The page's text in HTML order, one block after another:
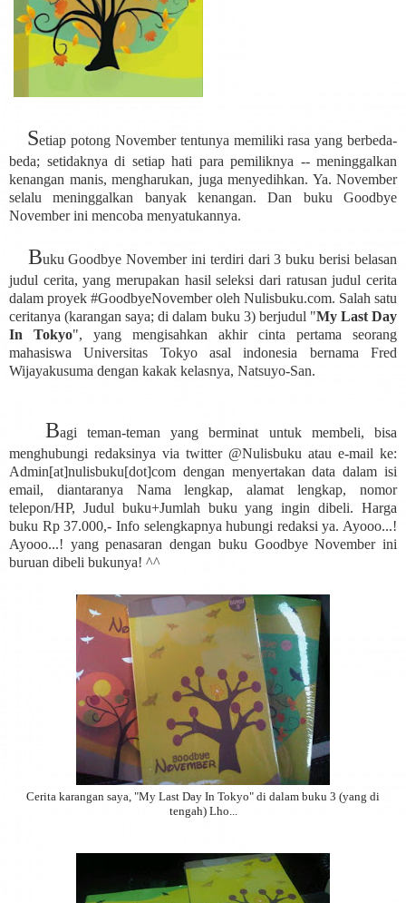
Setiap potong November tentunya memiliki rasa yang berbeda-
beda; setidaknya di setiap hati para pemiliknya -- meninggalkan
kenangan manis, mengharukan, juga menyedihkan. Ya. November
selalu meninggalkan banyak kenangan. Dan buku Goodbye
November ini mencoba menyatukannya.
Buku Goodbye November ini terdiri dari 3 buku berisi belasan
judul cerita, yang merupakan hasil seleksi dari ratusan judul cerita
dalam proyek #GoodbyeNovember oleh Nulisbuku.com. Salah satu
ceritanya (karangan saya; di dalam buku 3) berjudul "My Last Day
In Tokyo", yang mengisahkan akhir cinta pertama seorang
mahasiswa Universitas Tokyo asal indonesia bernama Fred
Wijayakusuma dengan kakak kelasnya, Natsuyo-San.
Bagi teman-teman yang berminat untuk membeli, bisa
menghubungi redaksinya via twitter @Nulisbuku atau e-mail ke:
Admin[at]nulisbuku[dot]com dengan menyertakan data dalam isi
email, diantaranya Nama lengkap, alamat lengkap, nomor
telepon/HP, Judul buku+Jumlah buku yang ingin dibeli. Harga
buku Rp 37.000,- Info selengkapnya hubungi redaksi ya. Ayooo...!
Ayooo...! yang penasaran dengan buku Goodbye November ini
buruan dibeli bukunya! ^^
Cerita karangan saya, "My Last Day In Tokyo" di dalam buku 3 (yang di
tengah) Lho...